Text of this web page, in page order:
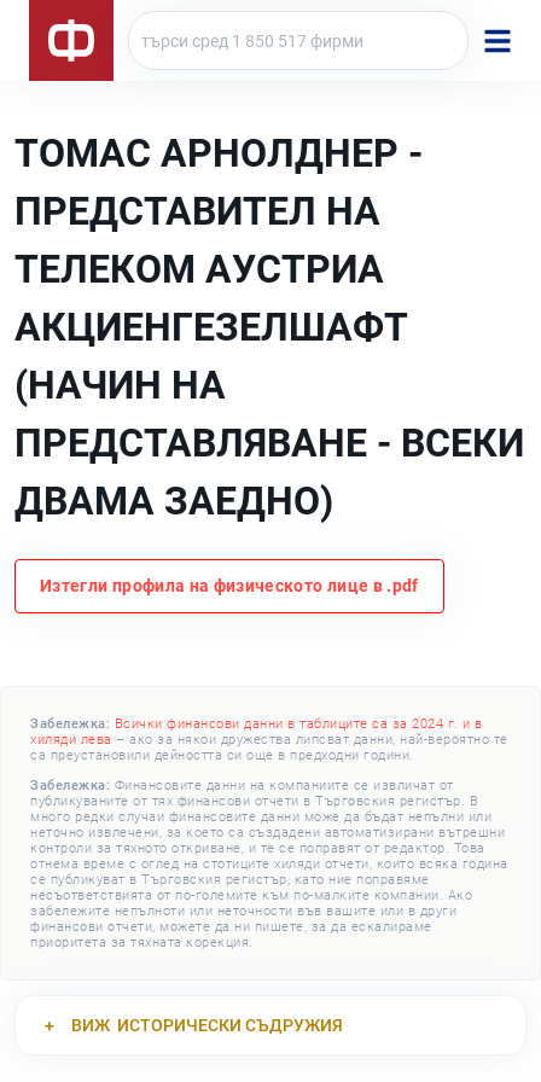
ТОМАС АРНОЛДНЕР -
ПРЕДСТАВИТЕЛ НА
ТЕЛЕКОМ АУСТРИА
АКЦИЕНГЕЗЕЛШАФТ
(НАЧИН НА
ПРЕДСТАВЛЯВАНЕ - ВСЕКИ
ДВАМА ЗАЕДНО)
Изтегли профила на физическото лице в .pdf
Забележка: Всички финансови данни в таблиците са за 2024 г. и в
хиляди лева – ако за някои дружества липсват данни, най-вероятно те
са преустановили дейността си още в предходни години.
Забележка: Финансовите данни на компаниите се извличат от
публикуваните от тях финансови отчети в Търговския регистър. В
много редки случаи финансовите данни може да бъдат непълни или
неточно извлечени, за което са създадени автоматизирани вътрешни
контроли за тяхното откриване, и те се поправят от редактор. Това
отнема време с оглед на стотиците хиляди отчети, които всяка година
се публикуват в Търговския регистър, като ние поправяме
несъответствията от по-големите към по-малките компании. Ако
забележите непълноти или неточности във вашите или в други
финансови отчети, можете да ни пишете, за да ескалираме
приоритета за тяхната корекция.
ВИЖ ИСТОРИЧЕСКИ СЪДРУЖИЯ